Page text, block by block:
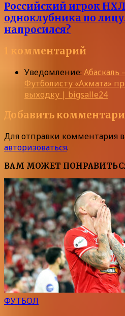
Российский игрок
одноклубника по
напросился?
1 комментарий
Уведомление:
Футболисту «Ахмата»
выходку | bigsalle24
Добавить
Для отправки комментария
авторизоваться.
ВАМ МОЖЕТ
ФУТБОЛ